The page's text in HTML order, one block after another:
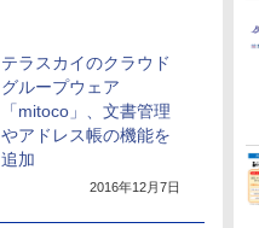
テラスカイのクラウド
グループウェア
「mitoco」、文書管理
やアドレス帳の機能を
追加
2016年12月7日